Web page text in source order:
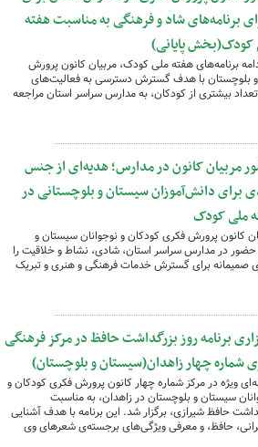
برنامه‌های شاد و فرهنگی به مناسبت هفته
کودک(بخش پایانی)
برنامه‌های هفته ملی کودک، مربیان کانون پرورش
و بلوچستان با هدف گسترش دسترسی به فعالیت‌های
بیشتری از کودکان، به مدارس سراسر استان مراجعه
مربیان کانون در مدارس؛ هدیه‌ای از جنس
برای دانش‌آموزان سیستان و بلوچستانی در
ملی کودک
کانون پرورش فکری کودکان و نوجوانان سیستان و
در مدارس سراسر استان، شادی، نشاط و خلاقیت را
صمیمانه برای گسترش خدمات فرهنگی و هنری و تبریک
برنامه روز بزرگداشت حافظ در مرکز فرهنگی
شماره چهار زاهدان(سیستان و بلوچستان)
ویژه در مرکز شماره چهار کانون پرورش فکری کودکان و
سیستان و بلوچستان در زاهدان، به مناسبت
حافظ شیرازی، برگزار شد. این برنامه با هدف آشنایی
حافظ، و معرفی ویژگی‌های برجسته‌ی شعرهای وی